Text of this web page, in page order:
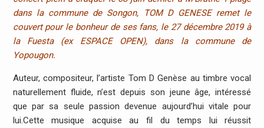
dans la commune de Songon, TOM D GENESE remet le
couvert pour le bonheur de ses fans, le 27 décembre 2019 à
la Fuesta (ex ESPACE OPEN), dans la commune de
Yopougon.
Auteur, compositeur, l’artiste Tom D Genèse au timbre vocal
naturellement fluide, n’est depuis son jeune âge, intéressé
que par sa seule passion devenue aujourd’hui vitale pour
lui.Cette musique acquise au fil du temps lui réussit